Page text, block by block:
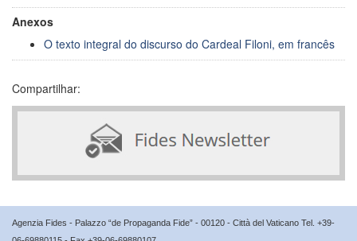
Anexos
O texto integral do discurso do Cardeal Filoni, em francês
Compartilhar:
Agenzia Fides - Palazzo “de Propaganda Fide” - 00120 - Città del Vaticano Tel. +39-